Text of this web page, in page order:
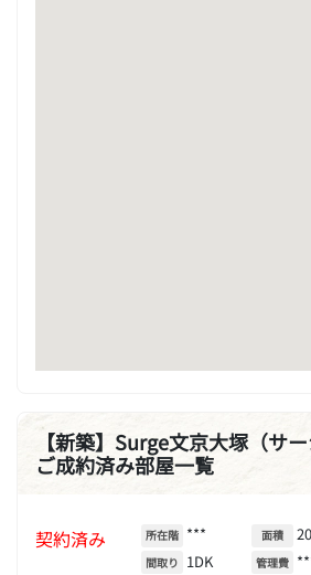
【新築】Surge文京大塚（サ
ご成約済み部屋一覧
契約済み 所在階 ***
間取り 1DK
面積
管理費